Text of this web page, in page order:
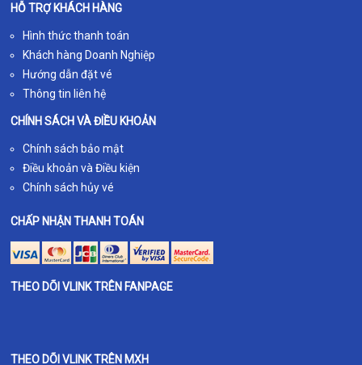
HỖ TRỢ KHÁCH HÀNG
Hình thức thanh toán
Khách hàng Doanh Nghiệp
Hướng dẫn đặt vé
Thông tin liên hệ
CHÍNH SÁCH VÀ ĐIỀU KHOẢN
Chính sách bảo mật
Điều khoản và Điều kiện
Chính sách hủy vé
CHẤP NHẬN THANH TOÁN
THEO DÕI VLINK TRÊN FANPAGE
THEO DÕI VLINK TRÊN MXH